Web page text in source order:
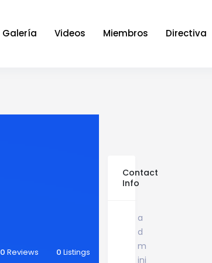
Galería Videos Miembros Directiva
0 Reviews 0 Listings
Contact
Info
a
d
m
ini